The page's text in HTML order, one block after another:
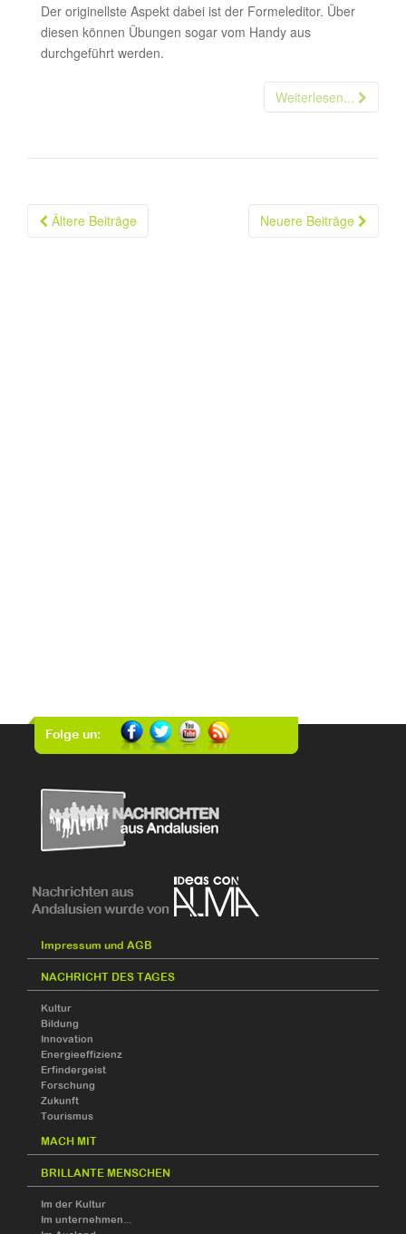
Der originellste Aspekt dabei ist der Formeleditor. Über
diesen können Übungen sogar vom Handy aus
durchgeführt werden.
Weiterlesen...
Beitragsnavigation
Ältere Beiträge Neuere Beiträge
Folge un:
Impressum und AGB
NACHRICHT DES TAGES
Kultur
Bildung
Innovation
Energieeffizienz
Erfindergeist
Forschung
Zukunft
Tourismus
MACH MIT
BRILLANTE MENSCHEN
Im der Kultur
Im unternehmen...